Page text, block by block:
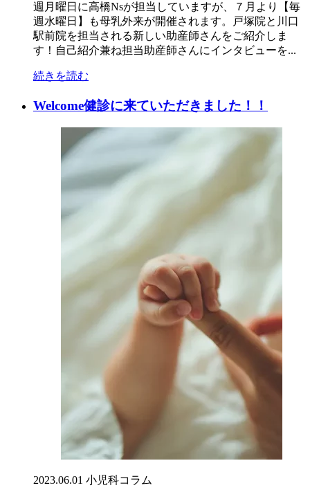
週月曜日に高橋Nsが担当していますが、７月より【毎
週水曜日】も母乳外来が開催されます。戸塚院と川口
駅前院を担当される新しい助産師さんをご紹介しま
す！自己紹介兼ね担当助産師さんにインタビューを...
続きを読む
Welcome健診に来ていただきました！！
2023.06.01 小児科コラム